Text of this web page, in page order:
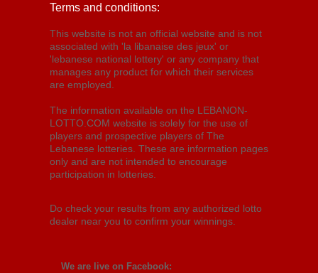
Terms and conditions:
This website is not an official website and is not
associated with 'la libanaise des jeux' or
'lebanese national lottery' or any company that
manages any product for which their services
are employed.
The information available on the LEBANON-
LOTTO.COM website is solely for the use of
players and prospective players of The
Lebanese lotteries. These are information pages
only and are not intended to encourage
participation in lotteries.
Do check your results from any authorized lotto
dealer near you to confirm your winnings.
We are live on Facebook: